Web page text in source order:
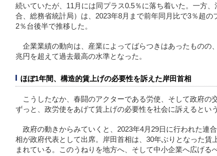
続いていたが、11月には同プラス0.5％に落ち着いた。一方
合、総務省統計局）は、2023年8月まで前年同月比で3％超
2％台後半で推移した。
企業業績の動向は、産業によってばらつきはあったものの
兆円を超えて過去最高の水準となった。
ほぼ1年間、構造的賃上げの必要性を訴えた岸田首相
こうしたなか、春闘のアクターである労使、そして政府の
ずっと、政労使をあげて賃上げの必要性を社会に訴えるとい
政府の動きからみていくと、2023年4月29日に行われた連
相が政府代表として出席。岸田首相は、30年ぶりとなった賃
まれている。このうねりを地方へ、そして中小企業へ広げる